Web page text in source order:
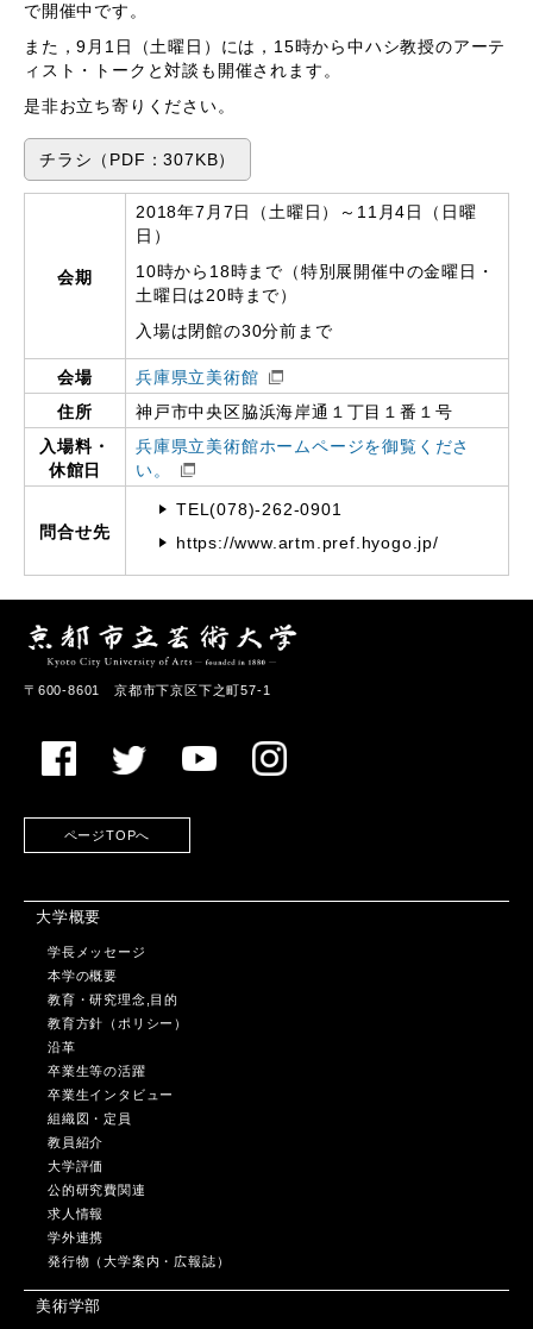
で開催中です。
また，9月1日（土曜日）には，15時から中ハシ教授のアーテ
ィスト・トークと対談も開催されます。
是非お立ち寄りください。
チラシ（PDF：307KB）
会期
2018年7月7日（土曜日）～11月4日（日曜
日）
10時から18時まで（特別展開催中の金曜日・
土曜日は20時まで）
入場は閉館の30分前まで
会場
兵庫県立美術館
住所
神戸市中央区脇浜海岸通１丁目１番１号
入場料・
休館日
兵庫県立美術館ホームページを御覧くださ
い。
問合せ先
TEL(078)-262-0901
https://www.artm.pref.hyogo.jp/
〒600-8601 京都市下京区下之町57-1
ページTOPへ
大学概要
学長メッセージ
本学の概要
教育・研究理念,目的
教育方針（ポリシー）
沿革
卒業生等の活躍
卒業生インタビュー
組織図・定員
教員紹介
大学評価
公的研究費関連
求人情報
学外連携
発行物（大学案内・広報誌）
美術学部